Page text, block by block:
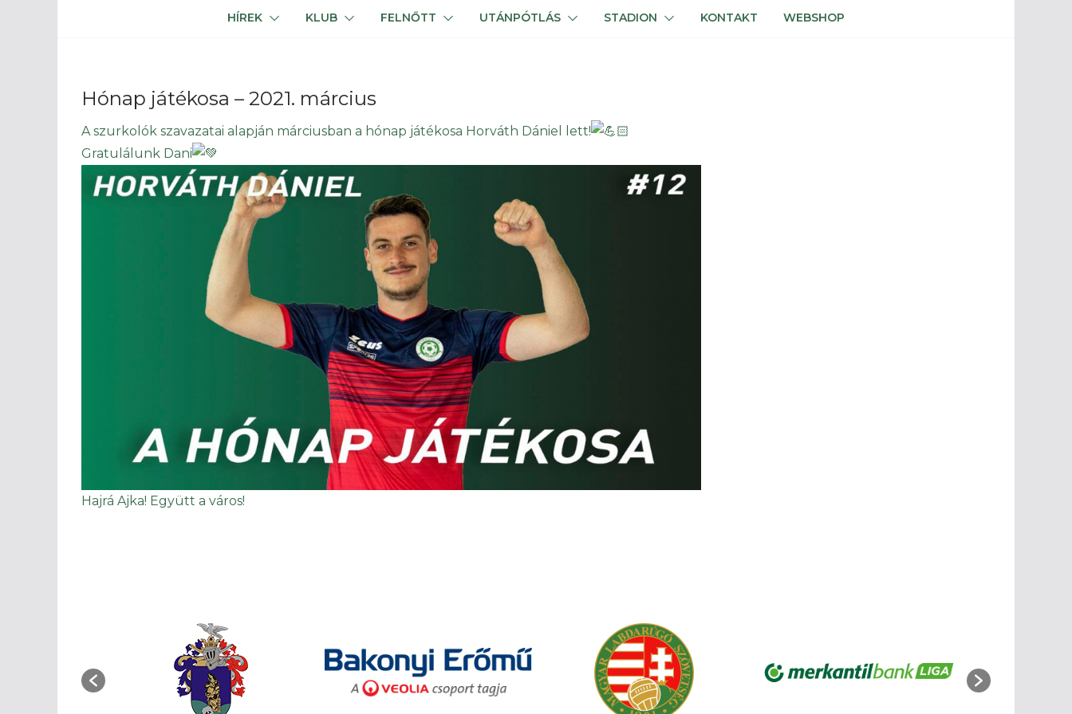
HÍREK KLUB FELNŐTT UTÁNPÓTLÁS STADION KONTAKT WEBSHOP
Hónap játékosa – 2021. március
A szurkolók szavazatai alapján márciusban a hónap játékosa Horváth Dániel lett!
Gratulálunk Dani
Hajrá Ajka! Együtt a város!